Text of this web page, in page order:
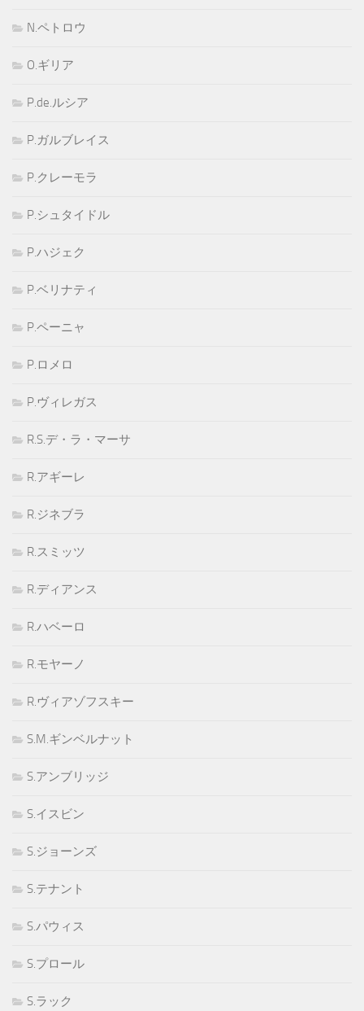
N.ペトロウ
O.ギリア
P.de.ルシア
P.ガルブレイス
P.クレーモラ
P.シュタイドル
P.ハジェク
P.ベリナティ
P.ペーニャ
P.ロメロ
P.ヴィレガス
R.S.デ・ラ・マーサ
R.アギーレ
R.ジネブラ
R.スミッツ
R.ディアンス
R.ハベーロ
R.モヤーノ
R.ヴィアゾフスキー
S.M.ギンベルナット
S.アンブリッジ
S.イスビン
S.ジョーンズ
S.テナント
S.パウィス
S.プロール
S.ラック